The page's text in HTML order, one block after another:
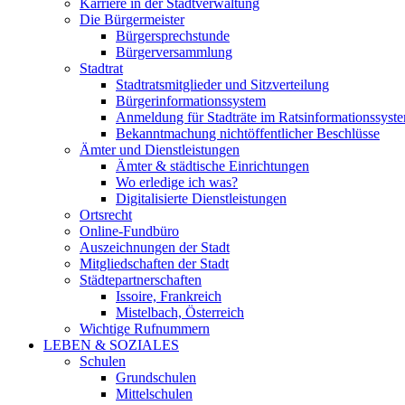
Karriere in der Stadtverwaltung
Die Bürgermeister
Bürgersprechstunde
Bürgerversammlung
Stadtrat
Stadtratsmitglieder und Sitzverteilung
Bürgerinformationssystem
Anmeldung für Stadträte im
Bekanntmachung nichtöffentlicher Beschlüsse
Ämter und Dienstleistungen
Ämter & städtische Einrichtungen
Wo erledige ich was?
Digitalisierte Dienstleistungen
Ortsrecht
Online-Fundbüro
Auszeichnungen der Stadt
Mitgliedschaften der Stadt
Städtepartnerschaften
Issoire, Frankreich
Mistelbach, Österreich
Wichtige Rufnummern
LEBEN & SOZIALES
Schulen
Grundschulen
Mittelschulen